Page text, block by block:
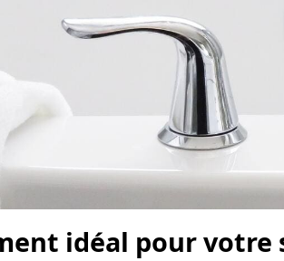
idéal pour votre